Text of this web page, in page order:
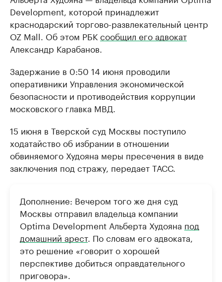
Development, которой принадлежит
краснодарский торгово-развлекательный центр
OZ Mall. Об этом РБКсообщил его адвокат
Александр Карабанов.
Задержание в 0:50 14 июня проводили
оперативники Управления экономической
безопасности и противодействия коррупции
московского главка МВД.
15 июня в Тверской суд Москвы поступило
ходатайство об избрании в отношении
обвиняемого Худояна меры пресечения в виде
заключения под стражу, передает ТАСС.
Дополнение: Вечером того же дня суд
Москвы отправил владельца компании
Optima Development Альберта Худояна под
домашний арест. По словам его адвоката,
это решение «говорит о хорошей
перспективе добиться оправдательного
приговора».